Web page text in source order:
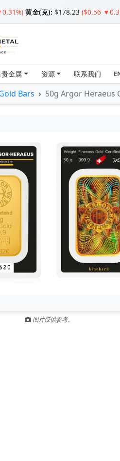
黄金(克): $178.23 ($0.56
金属 资源 联系我们
Bars 50g Argor Heraeus
图片仅供参考。